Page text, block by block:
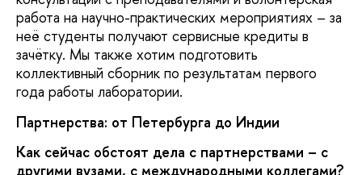
работа на научно-практических мероприятиях – за
неё студенты получают сервисные кредиты в
зачётку. Мы также хотим подготовить
коллективный сборник по результатам первого
года работы лаборатории.
Партнерства: от Петербурга до Индии
Как сейчас обстоят дела с партнерствами – с
другими вузами, с международными коллегами?